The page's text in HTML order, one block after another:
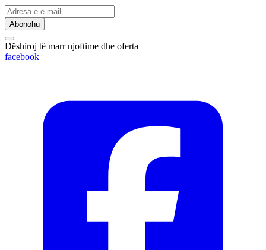
Abonohu
Dëshiroj të marr njoftime dhe oferta
facebook